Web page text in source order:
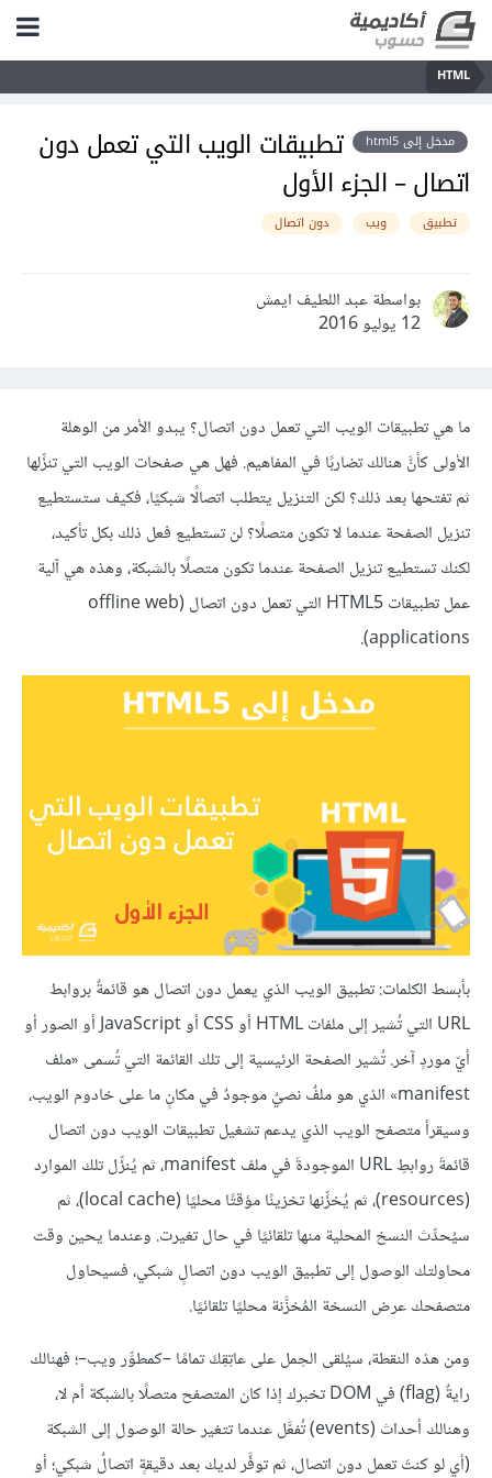
HTML
مدخل إلى html5
تطبيقات الويب التي تعمل دون
اتصال – الجزء الأول
تطبيق ويب دون اتصال
بواسطة عبد اللطيف ايمش
12 يوليو 2016
ما هي تطبيقات الويب التي تعمل دون اتصال؟ يبدو الأمر من الوهلة
الأولى كأنَّ هنالك تضاربًا في المفاهيم. فهل هي صفحات الويب التي تنزِّلها
ثم تفتحها بعد ذلك؟ لكن التنزيل يتطلب اتصالًا شبكيًا، فكيف ستستطيع
تنزيل الصفحة عندما لا تكون متصلًا؟ لن تستطيع فعل ذلك بكل تأكيد،
لكنك تستطيع تنزيل الصفحة عندما تكون متصلًا بالشبكة، وهذه هي آلية
عمل تطبيقات HTML5 التي تعمل دون اتصال (offline web
applications).
بأبسط الكلمات: تطبيق الويب الذي يعمل دون اتصال هو قائمةٌ بروابط
URL التي تُشير إلى ملفات HTML أو CSS أو JavaScript أو الصور أو
أيّ موردٍ آخر. تُشير الصفحة الرئيسية إلى تلك القائمة التي تُسمى «ملف
manifest» الذي هو ملفٌ نصيٌ موجودٌ في مكانٍ ما على خادوم الويب،
وسيقرأ متصفح الويب الذي يدعم تشغيل تطبيقات الويب دون اتصال
قائمةَ روابطِ URL الموجودةَ في ملف manifest، ثم يُنزِّل تلك الموارد
(resources)، ثم يُخزِّنها تخزينًا مؤقتًا محليًا (local cache)، ثم
سيُحدِّث النسخ المحلية منها تلقائيًا في حال تغيرت. وعندما يحين وقت
محاولتك الوصول إلى تطبيق الويب دون اتصالٍ شبكي، فسيحاول
متصفحك عرض النسخة المُخزَّنة محليًا تلقائيًا.
ومن هذه النقطة، سيُلقى الحِمل على عاتِقِكَ تمامًا –كمطوِّر ويب–؛ فهنالك
رايةٌ (flag) في DOM تخبرك إذا كان المتصفح متصلًا بالشبكة أم لا،
وهنالك أحداث (events) تُفعَّل عندما تتغير حالة الوصول إلى الشبكة
(أي لو كنتَ تعمل دون اتصال، ثم توفَّر لديك بعد دقيقةٍ اتصالٌ شبكي؛ أو